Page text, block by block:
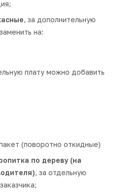
, за дополнительную
на:
плату можно добавить
(поворотно откидные)
по дереву (на
, за отдельную